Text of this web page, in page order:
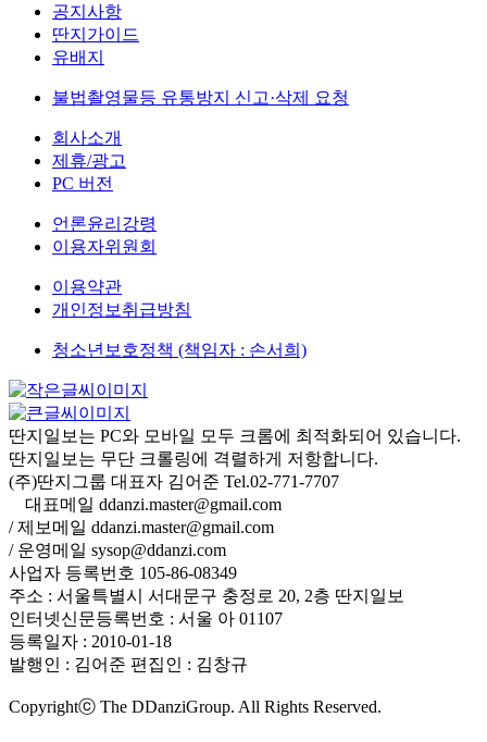
공지사항
딴지가이드
유배지
불법촬영물등 유통방지 신고·삭제 요청
회사소개
제휴/광고
PC 버전
언론윤리강령
이용자위원회
이용약관
개인정보취급방침
청소년보호정책 (책임자 : 손서희)
딴지일보는 PC와 모바일 모두 크롬에 최적화되어 있습니다.
딴지일보는 무단 크롤링에 격렬하게 저항합니다.
(주)딴지그룹 대표자 김어준 Tel.02-771-7707
대표메일 ddanzi.master@gmail.com
/ 제보메일 ddanzi.master@gmail.com
/ 운영메일 sysop@ddanzi.com
사업자 등록번호 105-86-08349
주소 : 서울특별시 서대문구 충정로 20, 2층 딴지일보
인터넷신문등록번호 : 서울 아 01107
등록일자 : 2010-01-18
발행인 : 김어준 편집인 : 김창규
Copyrightⓒ The DDanziGroup. All Rights Reserved.